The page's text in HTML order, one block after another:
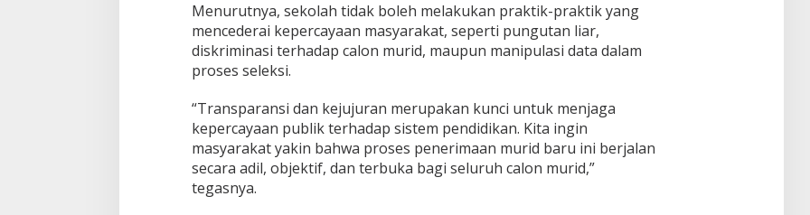
Menurutnya, sekolah tidak boleh melakukan praktik-praktik yang
mencederai kepercayaan masyarakat, seperti pungutan liar,
diskriminasi terhadap calon murid, maupun manipulasi data dalam
proses seleksi.
“Transparansi dan kejujuran merupakan kunci untuk menjaga
kepercayaan publik terhadap sistem pendidikan. Kita ingin
masyarakat yakin bahwa proses penerimaan murid baru ini berjalan
secara adil, objektif, dan terbuka bagi seluruh calon murid,”
tegasnya.